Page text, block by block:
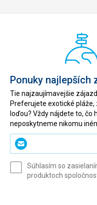
Ponuky najlepších
Tie najzaujímavejšie
Preferujete exotické
loďou? Vždy nájdete to, čo
neposkytneme nikomu
Zadajte
svoj
(povinné)
Súhlasím so
produktoch